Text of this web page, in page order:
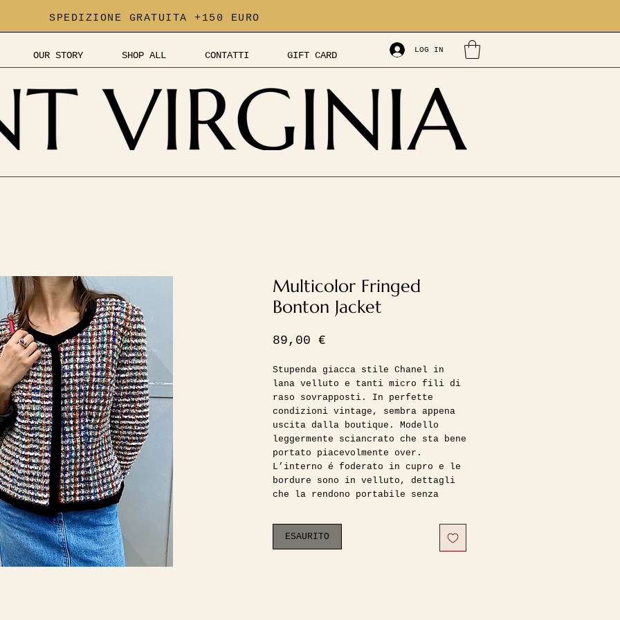
SPEDIZIONE GRATUITA +150 EURO
OUR STORY SHOP ALL CONTATTI GIFT CARD
LOG IN
Multicolor Fringed
Bonton Jacket
89,00 €
Stupenda giacca stile Chanel in
lana velluto e tanti micro fili di
raso sovrapposti. In perfette
condizioni vintage, sembra appena
uscita dalla boutique. Modello
leggermente sciancrato che sta bene
portato piacevolmente over.
L’interno é foderato in cupro e le
bordure sono in velluto, dettagli
che la rendono portabile senza
dei piccoli bottoni neri a
scomparsa. La vedete indossata da
una 36/38 ita alta 1.70 e la
ESAURITO